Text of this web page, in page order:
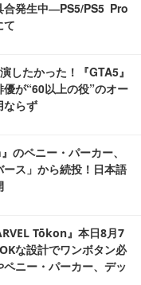
合発生中―PS5/PS5 Pro
て
したかった！『GTA5』
が“60以上の役”のオー
ならず
のペニー・パーカー、
ス」から続投！日本語
Tōkon』本日8月7
な設計でワンボタン必
ニー・パーカー、デッ